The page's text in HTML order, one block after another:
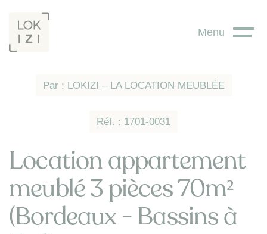
Menu
Réf. : 1701-0031
Par : LOKIZI – LA LOCATION MEUBLÉE
Location appartement
meublé 3 pièces 70m²
(Bordeaux - Bassins à